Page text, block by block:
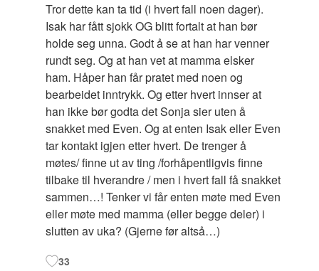
Tror dette kan ta tid (i hvert fall noen dager).
Isak har fått sjokk OG blitt fortalt at han bør
holde seg unna. Godt å se at han har venner
rundt seg. Og at han vet at mamma elsker
ham. Håper han får pratet med noen og
bearbeidet inntrykk. Og etter hvert innser at
han ikke bør godta det Sonja sier uten å
snakket med Even. Og at enten Isak eller Even
tar kontakt igjen etter hvert. De trenger å
møtes/ finne ut av ting /forhåpentligvis finne
tilbake til hverandre / men i hvert fall få snakket
sammen…! Tenker vi får enten møte med Even
eller møte med mamma (eller begge deler) i
slutten av uka? (Gjerne før altså…)
33